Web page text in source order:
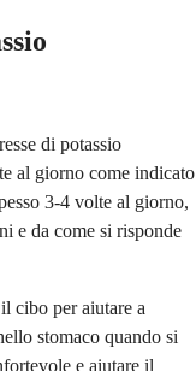
di potassio
al giorno come indicato
3-4 volte al giorno,
e da come si risponde
cibo per aiutare a
stomaco quando si
e aiutare il